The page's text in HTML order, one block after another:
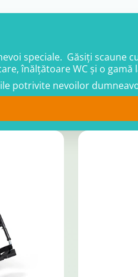
speciale. Găsiți scaune
înălțătoare WC și o gamă
potrivite nevoilor